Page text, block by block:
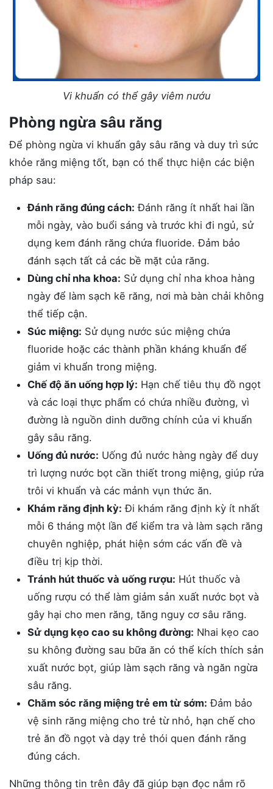
Vi khuẩn có thể gây viêm nướu
Phòng ngừa sâu răng
Để phòng ngừa vi khuẩn gây sâu răng và duy trì sức
khỏe răng miệng tốt, bạn có thể thực hiện các biện
pháp sau:
Đánh răng đúng cách: Đánh răng ít nhất hai lần
mỗi ngày, vào buổi sáng và trước khi đi ngủ, sử
dụng kem đánh răng chứa fluoride. Đảm bảo
đánh sạch tất cả các bề mặt của răng.
Dùng chỉ nha khoa: Sử dụng chỉ nha khoa hàng
ngày để làm sạch kẽ răng, nơi mà bàn chải không
thể tiếp cận.
Súc miệng: Sử dụng nước súc miệng chứa
fluoride hoặc các thành phần kháng khuẩn để
giảm vi khuẩn trong miệng.
Chế độ ăn uống hợp lý: Hạn chế tiêu thụ đồ ngọt
và các loại thực phẩm có chứa nhiều đường, vì
đường là nguồn dinh dưỡng chính của vi khuẩn
gây sâu răng.
Uống đủ nước: Uống đủ nước hàng ngày để duy
trì lượng nước bọt cần thiết trong miệng, giúp rửa
trôi vi khuẩn và các mảnh vụn thức ăn.
Khám răng định kỳ: Đi khám răng định kỳ ít nhất
mỗi 6 tháng một lần để kiểm tra và làm sạch răng
chuyên nghiệp, phát hiện sớm các vấn đề và
điều trị kịp thời.
Tránh hút thuốc và uống rượu: Hút thuốc và
uống rượu có thể làm giảm sản xuất nước bọt và
gây hại cho men răng, tăng nguy cơ sâu răng.
Sử dụng kẹo cao su không đường: Nhai kẹo cao
su không đường sau bữa ăn có thể kích thích sản
xuất nước bọt, giúp làm sạch răng và ngăn ngừa
sâu răng.
Chăm sóc răng miệng trẻ em từ sớm: Đảm bảo
vệ sinh răng miệng cho trẻ từ nhỏ, hạn chế cho
trẻ ăn đồ ngọt và dạy trẻ thói quen đánh răng
đúng cách.
Những thông tin trên đây đã giúp bạn đọc nắm rõ